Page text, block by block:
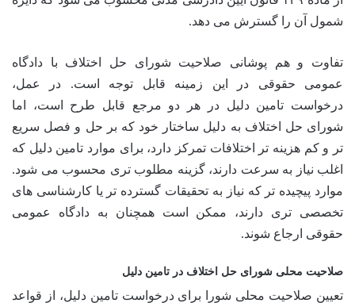
شمول آن را گسترش می دهد.
تفاوت و هم پوشانی صلاحیت شورای حل اختلاف با دادگاه
عمومی حقوقی در این زمینه قابل توجه است. در عمل،
درخواست تامین دلیل در هر دو مرجع قابل طرح است، اما
شورای حل اختلاف به دلیل ساختار خود که بر حل و فصل سریع
تر و کم هزینه تر اختلافات تمرکز دارد، برای موارد تامین دلیل که
اغلب نیاز به سرعت دارند، گزینه مطلوب تری محسوب می شود.
موارد پیچیده تر که نیاز به تحقیقات گسترده تر یا کارشناسی های
تخصصی تری دارند، ممکن است همچنان به دادگاه عمومی
حقوقی ارجاع شوند.
صلاحیت محلی شورای حل اختلاف در تامین دلیل
تعیین صلاحیت محلی شورا برای درخواست تامین دلیل، از قواعد